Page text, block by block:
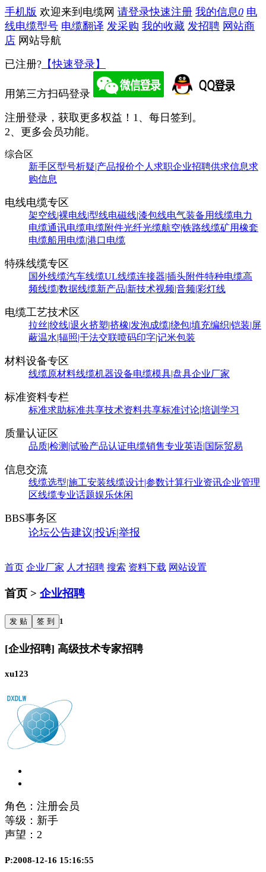
手机版 欢迎来到电缆网 请登录快速注册 我的信息0 电
线电缆型号 电缆翻译 发采购 我的收藏 发招聘 网站商
店 网站导航
已注册? 【快速登录】
用第三方扫码登录
注册登录，获取更多权益！ 1、每日签到。
2、更多会员功能。
综合区
新手区型号析疑|产品报价个人求职企业招聘供求信息求
购信息
电线电缆专区
架空线|裸电线|型线电磁线|漆包线电气装备用线缆电力
电缆通讯电缆电缆附件光纤光缆航空|铁路线缆矿用橡套
电缆船用电缆|港口电缆
特殊线缆专区
国外线缆汽车线缆UL线缆连接器|插头附件特种电缆高
频线缆|数据线缆新产品|新技术视频|音频|彩灯线
电缆工艺技术区
拉丝|绞线|退火挤塑|挤橡|发泡成缆|绕包|填充编织|铠装|屏
蔽温水|辐照|干法交联喷码印字|记米包装
材料设备专区
线缆原材料线缆机器设备电缆模具|盘具企业厂家
标准资料专栏
标准求助标准共享技术资料共享标准讨论|培训学习
质量认证区
品质|检测|试验产品认证电缆销售专业英语|国际贸易
信息交流
线缆选型|施工安装线缆设计|参数计算行业资讯企业管理
区线缆专业话题娱乐休闲
BBS事务区
论坛公告建议|投诉|举报
首页 企业厂家 人才招聘 搜索 资料下载 网站设置
首页 > 企业招聘
发 贴 签 到 1
[企业招聘] 高级技术专家招聘
xu123
角色：注册会员
等级：新手
声望： 2
P:2008-12-16 15:16:55